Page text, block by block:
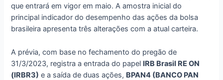
que entrará em vigor em maio. A amostra inicial do
principal indicador do desempenho das ações da bolsa
brasileira apresenta três alterações com a atual carteira.
A prévia, com base no fechamento do pregão de
31/3/2023, registra a entrada do papel IRB Brasil RE ON
(IRBR3) e a saída de duas ações, BPAN4 (BANCO PAN